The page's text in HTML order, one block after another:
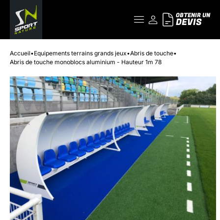
OBTENIR UN
DEVIS
Accueil•Equipements terrains grands jeux•Abris de touche•
Abris de touche monoblocs aluminium - Hauteur 1m 78